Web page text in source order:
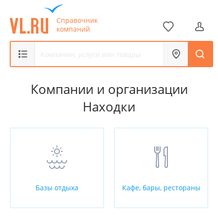
Справочник
компаний
Компании и организации
Находки
Базы отдыха Кафе, бары, рестораны